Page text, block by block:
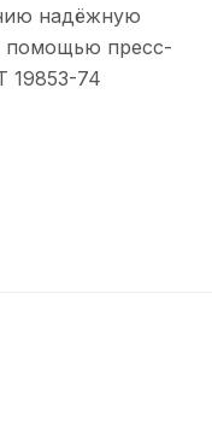
надёжную
помощью пресс-
19853-74